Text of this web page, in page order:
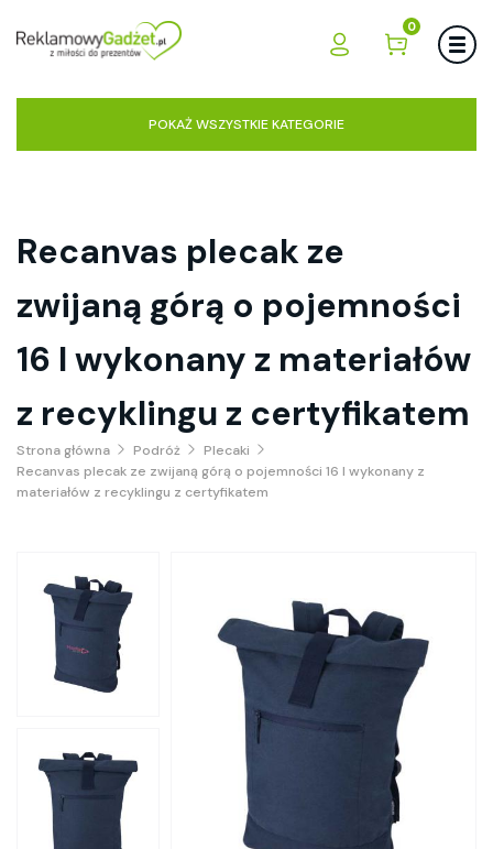
0
POKAŻ WSZYSTKIE KATEGORIE
Recanvas plecak ze
zwijaną górą o pojemności
16 l wykonany z materiałów
z recyklingu z certyfikatem
Strona główna Podróż
Plecaki
Recanvas plecak ze zwijaną górą o pojemności 16 l wykonany z
materiałów z recyklingu z certyfikatem